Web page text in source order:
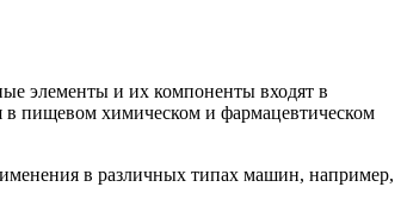
элементы и их компоненты входят в
в пищевом химическом и фармацевтическом
в различных типах машин, например,